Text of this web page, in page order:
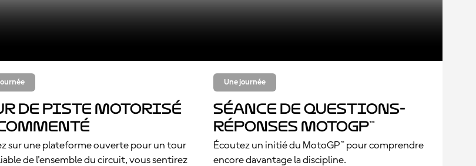
de piste motorisé
sur une plateforme ouverte pour un tour
de l'ensemble du circuit, vous sentirez
Une journée
Séance de questions-
réponses MotoGP™
Écoutez un initié du MotoGP™ pour comprendre
encore davantage la discipline.